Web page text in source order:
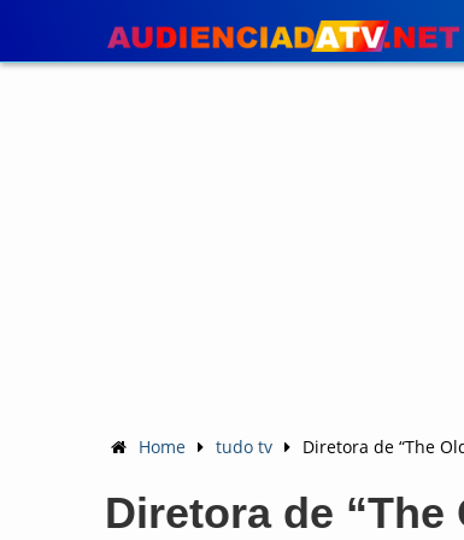
Home tudo tv Diretora de “The
Diretora de